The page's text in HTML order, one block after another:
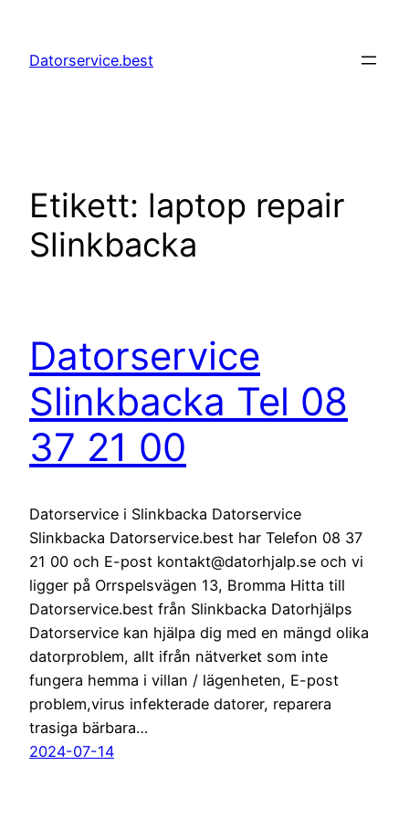
innehåll
Datorservice.best
Etikett: laptop repair
Slinkbacka
Datorservice
Slinkbacka Tel 08
37 21 00
Datorservice i Slinkbacka Datorservice
Slinkbacka Datorservice.best har Telefon 08 37
21 00 och E-post kontakt@datorhjalp.se och vi
ligger på Orrspelsvägen 13, Bromma Hitta till
Datorservice.best från Slinkbacka Datorhjälps
Datorservice kan hjälpa dig med en mängd olika
datorproblem, allt ifrån nätverket som inte
fungera hemma i villan / lägenheten, E-post
problem,virus infekterade datorer, reparera
trasiga bärbara…
2024-07-14